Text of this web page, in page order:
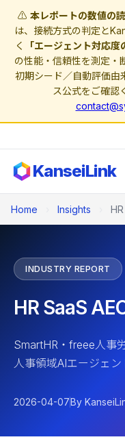
⚠️ 本レポートの数値の
は、接続方式の判定と
く
「エージェント対応度
の性能・信頼性を測定・
初期シード／自動評価由
ス公式をご確認
KanseiLink
Home Insights
INDUSTRY REPORT
HR SaaS
SmartHR・freee人事
人事領域AIエージェ
2026-04-07By